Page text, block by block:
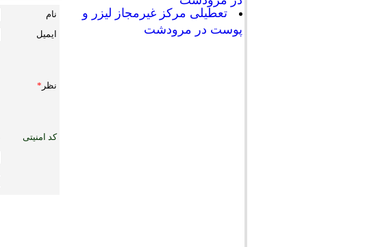
تعطیلی مرکز غیرمجاز لیزر و
پوست در مرودشت
نام
ایمیل
نظر *
کد امنیتی